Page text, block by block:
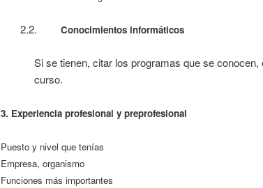
2.2. Conocimientos informáticos
Si se tienen, citar los programas que se
curso.
3. Experiencia profesional y preprofesional
Puesto y nivel que tenías
Empresa, organismo
Funciones más importantes